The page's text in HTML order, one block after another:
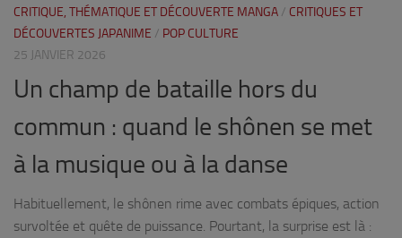
CRITIQUE, THÉMATIQUE ET DÉCOUVERTE MANGA / CRITIQUES ET
DÉCOUVERTES JAPANIME / POP CULTURE
25 JANVIER 2026
Un champ de bataille hors du
commun : quand le shônen se met
à la musique ou à la danse
Habituellement, le shônen rime avec combats épiques, action
survoltée et quête de puissance. Pourtant, la surprise est là :